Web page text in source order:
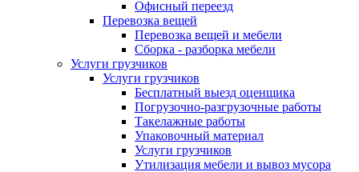
Офисный переезд
Перевозка вещей
Перевозка вещей и мебели
Сборка - разборка мебели
Услуги грузчиков
Услуги грузчиков
Бесплатный выезд оценщика
Погрузочно-разгрузочные работы
Такелажные работы
Упаковочный материал
Услуги грузчиков
Утилизация мебели и вывоз мусора